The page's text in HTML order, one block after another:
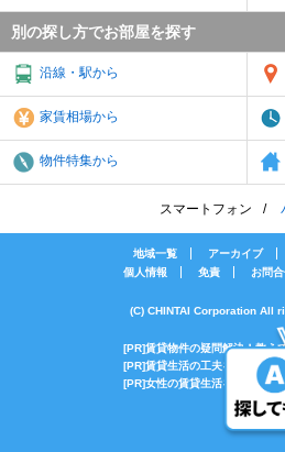
別の探し方でお部屋を探す
沿線・駅から
家賃相場から
物件特集から
スマートフォン
地域一覧 アーカイブ
個人情報
免責 お問
(C) CHINTAI Corporation All
[PR]賃貸物件の疑問解決！教え
[PR]賃貸生活の工夫を紹介！
[PR]女性の賃貸生活を応援！